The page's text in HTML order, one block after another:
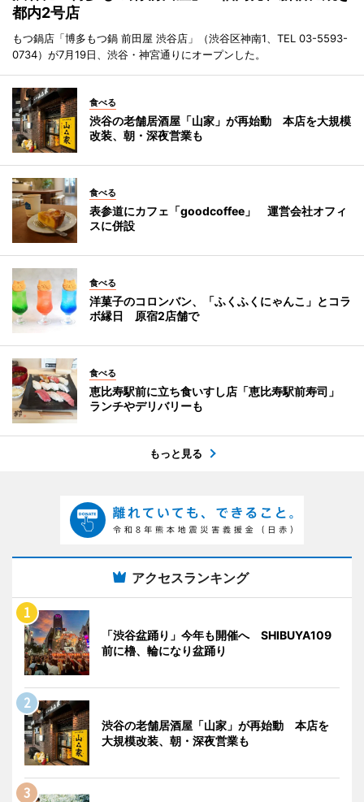
都内2号店
もつ鍋店「博多もつ鍋 前田屋 渋谷店」（渋谷区神南1、TEL 03-5593-
0734）が7月19日、渋谷・神宮通りにオープンした。
食べる
渋谷の老舗居酒屋「山家」が再始動 本店を大規模
改装、朝・深夜営業も
食べる
表参道にカフェ「goodcoffee」 運営会社オフィ
スに併設
食べる
洋菓子のコロンバン、「ふくふくにゃんこ」とコラ
ボ縁日 原宿2店舗で
食べる
恵比寿駅前に立ち食いすし店「恵比寿駅前寿司」
ランチやデリバリーも
もっと見る
アクセスランキング
「渋谷盆踊り」今年も開催へ SHIBUYA109
前に櫓、輪になり盆踊り
渋谷の老舗居酒屋「山家」が再始動 本店を
大規模改装、朝・深夜営業も